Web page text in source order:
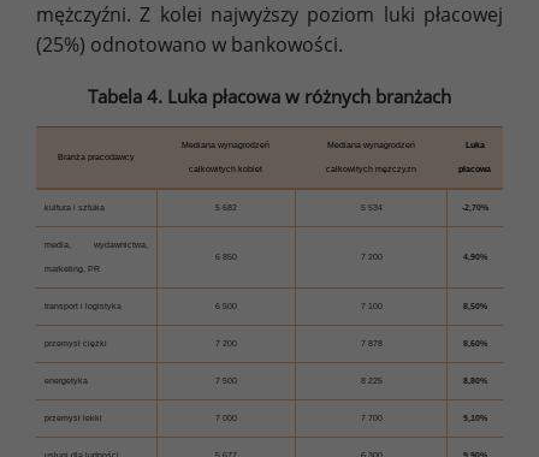
mężczyźni. Z kolei najwyższy poziom luki płacowej
(25%) odnotowano w bankowości.
Tabela 4. Luka płacowa w różnych branżach
Branża pracodawcy
Mediana wynagrodzeń
całkowitych kobiet
Mediana wynagrodzeń
całkowitych mężczyzn
Luka
płacowa
kultura i sztuka 5 682 5 534 -2,70%
media, wydawnictwa,
marketing, PR
6 850 7 200 4,90%
transport i logistyka 6 500 7 100 8,50%
przemysł ciężki 7 200 7 878 8,60%
energetyka 7 500 8 225 8,80%
przemysł lekki 7 000 7 700 9,10%
usługi dla ludności 5 677 6 300 9,90%